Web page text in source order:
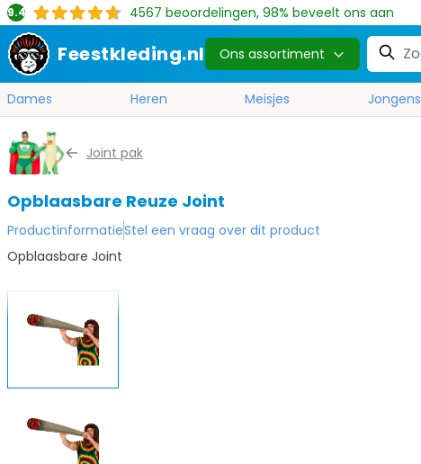
9.4 4567 beoordelingen, 98% beveelt ons aan
Feestkleding.nl Ons assortiment
Dames Heren Meisjes Jongens
Joint pak
Opblaasbare Reuze Joint
ProductinformatieStel een vraag over dit product
Opblaasbare Joint